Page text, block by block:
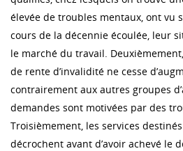
élevée de troubles mentaux, ont vu
cours de la décennie écoulée, leur
le marché du travail.
de rente d’invalidité ne cesse
contrairement aux autres groupes
demandes sont motivées par des
Troisièmement, les services
décrochent avant d’avoir achevé le